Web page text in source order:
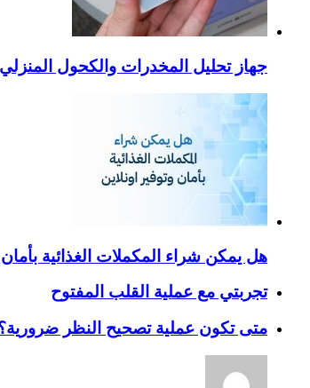
جهاز تحليل المخدرات والكحول المنزلي
هل يمكن شراء المكملات الغذائية بأمان
تجربتي مع عملية القلب المفتوح
متى تكون عملية تصحيح النظر